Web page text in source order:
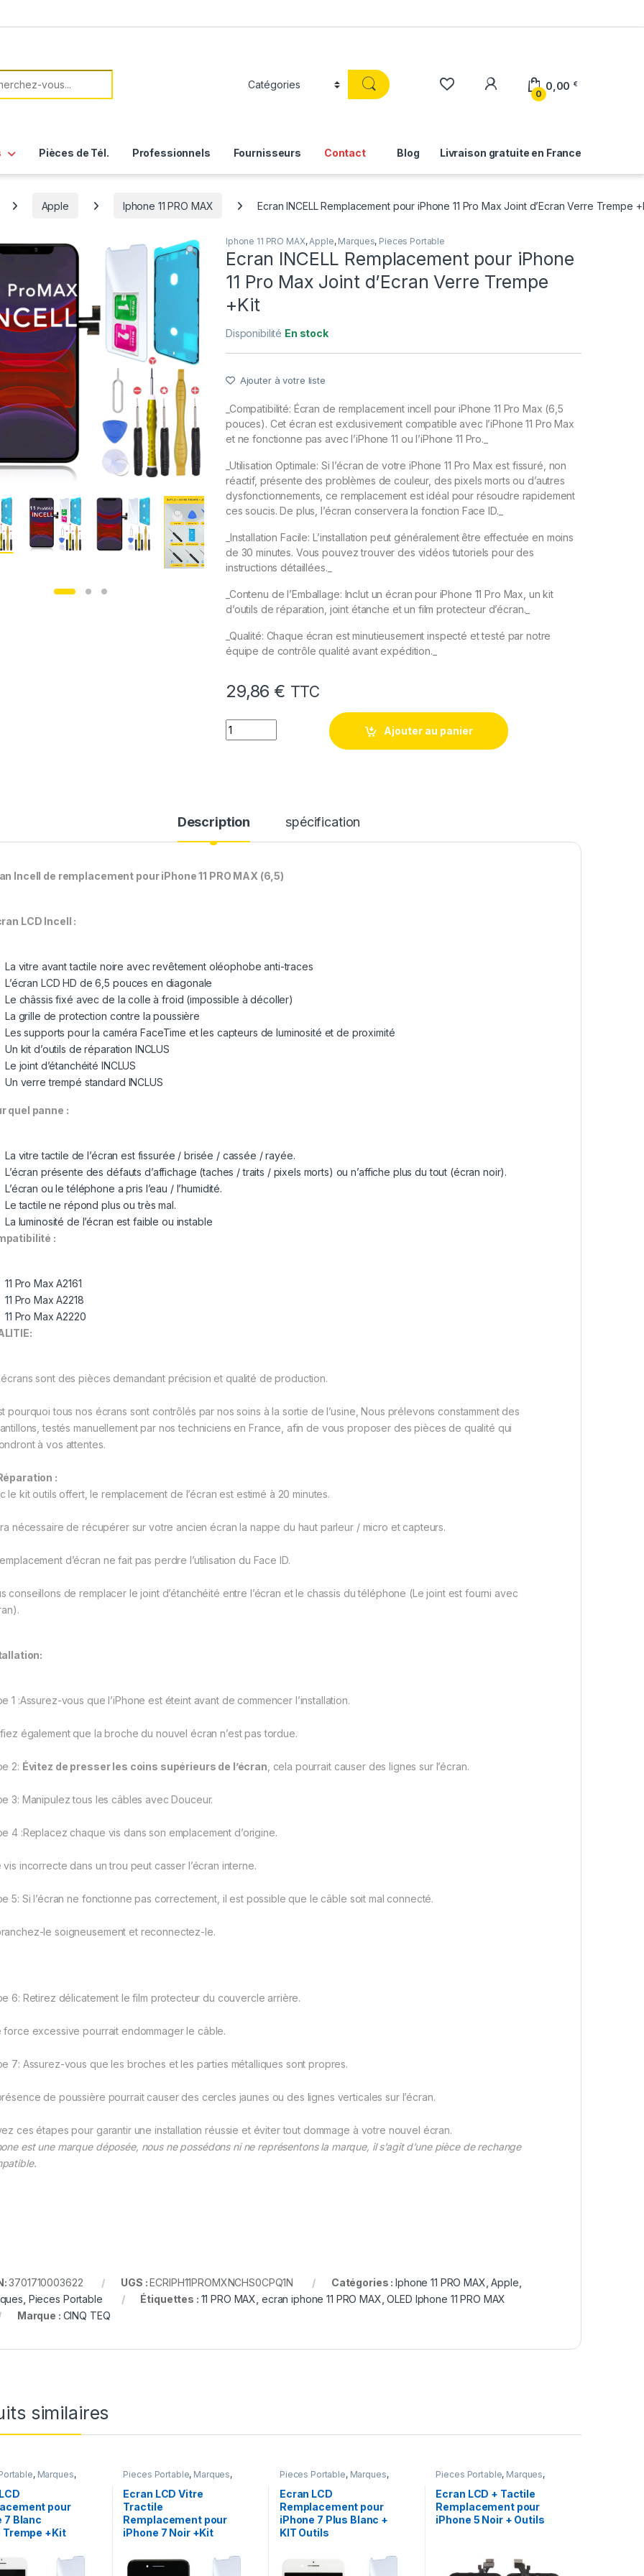
0
0,00 €
Pièces de Tél. Professionnels Fournisseurs Contact Livraison gratuite en France
Blog
Apple Iphone 11 PRO MAX Ecran INCELL Remplacement pour iPhone 11 Pro Max Joint d’Ecran Verre Trempe
Iphone 11 PRO MAX, Apple, Marques, Pieces Portable
Ecran INCELL Remplacement pour iPhone
11 Pro Max Joint d’Ecran Verre Trempe
+Kit
Disponibilité En stock
Ajouter à votre liste
_Compatibilité: Écran de remplacement incell pour iPhone 11 Pro Max (6,5
pouces). Cet écran est exclusivement compatible avec l’iPhone 11 Pro Max
et ne fonctionne pas avec l’iPhone 11 ou l’iPhone 11 Pro._
_Utilisation Optimale: Si l’écran de votre iPhone 11 Pro Max est fissuré, non
réactif, présente des problèmes de couleur, des pixels morts ou d’autres
dysfonctionnements, ce remplacement est idéal pour résoudre rapidement
ces soucis. De plus, l’écran conservera la fonction Face ID._
_Installation Facile: L’installation peut généralement être effectuée en moins
de 30 minutes. Vous pouvez trouver des vidéos tutoriels pour des
instructions détaillées._
_Contenu de l’Emballage: Inclut un écran pour iPhone 11 Pro Max, un kit
d’outils de réparation, joint étanche et un film protecteur d’écran._
_Qualité: Chaque écran est minutieusement inspecté et testé par notre
équipe de contrôle qualité avant expédition._
29,86 € TTC
quantité de Ecran INCELL Remplacement pour iPhone 11 Pro Max Joint d'Ecran
Ajouter au panier
Description spécification
Incell de remplacement pour iPhone 11 PRO MAX (6,5)
LCD Incell :
La vitre avant tactile noire avec revêtement oléophobe anti-traces
L’écran LCD HD de 6,5 pouces en diagonale
Le châssis fixé avec de la colle à froid (impossible à décoller)
La grille de protection contre la poussière
Les supports pour la caméra FaceTime et les capteurs de luminosité et de proximité
Un kit d’outils de réparation INCLUS
Le joint d’étanchéité INCLUS
Un verre trempé standard INCLUS
quel panne :
La vitre tactile de l’écran est fissurée / brisée / cassée / rayée.
L’écran présente des défauts d’affichage (taches / traits / pixels morts) ou n’affiche plus du tout (écran noir).
L’écran ou le téléphone a pris l’eau / l’humidité.
Le tactile ne répond plus ou très mal.
La luminosité de l’écran est faible ou instable
:
11 Pro Max A2161
11 Pro Max A2218
11 Pro Max A2220
sont des pièces demandant précision et qualité de production.
pourquoi tous nos écrans sont contrôlés par nos soins à la sortie de l’usine, Nous prélevons constamment des
testés manuellement par nos techniciens en France, afin de vous proposer des pièces de qualité qui
à vos attentes.
:
le kit outils offert, le remplacement de l’écran est estimé à 20 minutes.
nécessaire de récupérer sur votre ancien écran la nappe du haut parleur / micro et capteurs.
d’écran ne fait pas perdre l’utilisation du Face ID.
conseillons de remplacer le joint d’étanchéité entre l’écran et le chassis du téléphone (Le joint est fourni avec
1 :Assurez-vous que l’iPhone est éteint avant de commencer l’installation.
également que la broche du nouvel écran n’est pas tordue.
2: Évitez de presser les coins supérieurs de l’écran , cela pourrait causer des lignes sur l’écran.
3: Manipulez tous les câbles avec Douceur.
4 :Replacez chaque vis dans son emplacement d’origine.
vis incorrecte dans un trou peut casser l’écran interne.
5: Si l’écran ne fonctionne pas correctement, il est possible que le câble soit mal connecté.
le soigneusement et reconnectez-le.
6: Retirez délicatement le film protecteur du couvercle arrière.
force excessive pourrait endommager le câble.
7: Assurez-vous que les broches et les parties métalliques sont propres.
de poussière pourrait causer des cercles jaunes ou des lignes verticales sur l’écran.
ces étapes pour garantir une installation réussie et éviter tout dommage à votre nouvel écran.
est une marque déposée, nous ne possédons ni ne représentons la marque, il s’agit d’une pièce de rechange
3701710003622 UGS :ECRIPH11PROMXNCHS0CPQ1N Catégories :Iphone 11 PRO MAX ,Apple
Pieces Portable Étiquettes : 11 PRO MAX ecran iphone 11 PRO MAX ,OLED Iphone 11 PRO MAX
Marque : CINQ TEQ
similaires
, Marques,
pour
7 Blanc
Trempe +Kit
Pieces Portable, Marques,
Ecran LCD Vitre
Tractile
Remplacement pour
iPhone 7 Noir +Kit
Pieces Portable, Marques,
Ecran LCD
Remplacement pour
iPhone 7 Plus Blanc +
KIT Outils
Pieces Portable, Marques,
Ecran LCD + Tactile
Remplacement pour
iPhone 5 Noir + Outils